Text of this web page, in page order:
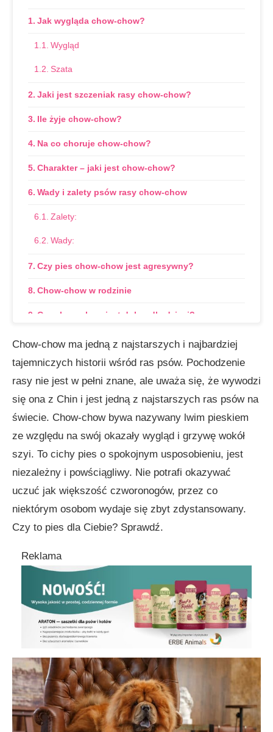
Jak wygląda chow-chow?
Wygląd
Szata
Jaki jest szczeniak rasy chow-chow?
Ile żyje chow-chow?
Na co choruje chow-chow?
Charakter – jaki jest chow-chow?
Wady i zalety psów rasy chow-chow
Zalety:
Wady:
Czy pies chow-chow jest agresywny?
Chow-chow w rodzinie
Czy chow-chow jest dobry dla dzieci?
Czy chow-chow nadaje się do bloku?
Żywienie chow-chow
Suplementy diety dla psa rasy chow chow
Jak pielęgnować psy rasy chow-chow?
Czy chow-chow gubi sierść?
Ile kosztuje pies chow-chow?
Historia rasy
Ciekawostki o chow-chow
Imię dla chow-chow
Klasyfikacja FCI
Podsumowanie
Chow-chow ma jedną z najstarszych i najbardziej
tajemniczych historii wśród ras psów. Pochodzenie
rasy nie jest w pełni znane, ale uważa się, że wywodzi
się ona z Chin i jest jedną z najstarszych ras psów na
świecie. Chow-chow bywa nazywany lwim pieskiem
ze względu na swój okazały wygląd i grzywę wokół
szyi. To cichy pies o spokojnym usposobieniu, jest
niezależny i powściągliwy. Nie potrafi okazywać
uczuć jak większość czworonogów, przez co
niektórym osobom wydaje się zbyt zdystansowany.
Czy to pies dla Ciebie? Sprawdź.
Reklama